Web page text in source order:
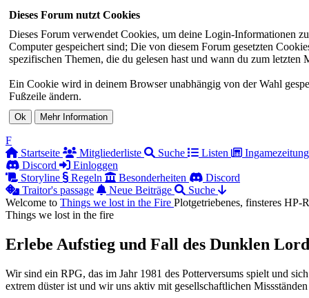
Dieses Forum nutzt Cookies
Dieses Forum verwendet Cookies, um deine Login-Informationen
Computer gespeichert sind; Die von diesem Forum gesetzten
spezifischen Themen, die du gelesen hast und wann du zum letzten
Ein Cookie wird in deinem Browser unabhängig von der Wahl
Fußzeile ändern.
F
Startseite
Mitgliederliste Suche Listen
Ingamezeitung
Discord
Einloggen
Storyline
Regeln Besonderheiten
Discord
Traitor's passage
Neue Beiträge
Suche
Welcome to Things we lost in the Fire Plotgetriebenes, finsteres HP-
Things we lost in the fire
Erlebe Aufstieg und Fall des Dunklen
Wir sind ein RPG, das im Jahr 1981 des Potterversums spielt und
extrem düster ist und wir uns aktiv mit gesellschaftlichen